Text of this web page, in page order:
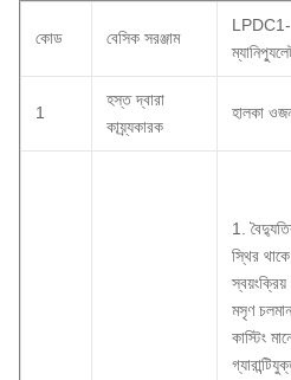
কোড বেসিক সরঞ্জাম
LPDC1-
1
হস্ত দ্বারা
কায্র্যকারক
হালকা
1.
স্থির
মসৃণ
কাস্টিং